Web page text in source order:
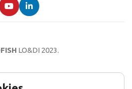
LO&DI 2023.
PRIVACIDAD